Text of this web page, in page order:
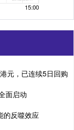
元，已连续5日回购
面启动
的反噬效应